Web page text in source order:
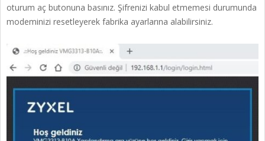
oturum aç butonuna basınız. Şifrenizi kabul etmemesi durumunda
modeminizi resetleyerek fabrika ayarlarına alabilirsiniz.